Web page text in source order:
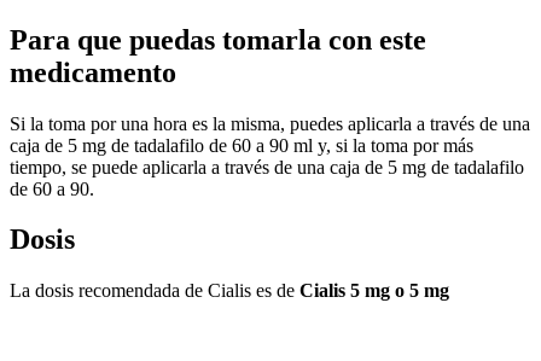
Para que puedas tomarla con este
medicamento
Si la toma por una hora es la misma, puedes aplicarla a través de una
caja de 5 mg de tadalafilo de 60 a 90 ml y, si la toma por más
tiempo, se puede aplicarla a través de una caja de 5 mg de tadalafilo
de 60 a 90.
Dosis
La dosis recomendada de Cialis es de Cialis 5 mg o 5 mg